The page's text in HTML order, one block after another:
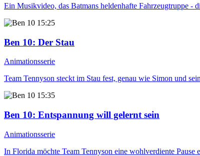
Ein Musikvideo, das Batmans heldenhafte Fahrzeugtruppe -
15:25
Ben 10: Der Stau
Animationsserie
Team Tennyson steckt im Stau fest, genau wie Simon und
15:35
Ben 10: Entspannung will gelernt sein
Animationsserie
In Florida möchte Team Tennyson eine wohlverdiente Pause